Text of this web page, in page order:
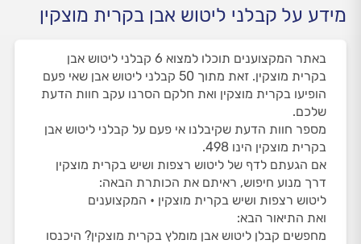
מידע על קבלני ליטוש אבן בקרית מוצקין
באתר המקצוענים תוכלו למצוא 6 קבלני ליטוש אבן
בקרית מוצקין. זאת מתוך 50 קבלני ליטוש אבן שאי פעם
הופיעו בקרית מוצקין ואת חלקם הסרנו עקב חוות הדעת
שלכם.
מספר חוות הדעת שקיבלנו אי פעם על קבלני ליטוש אבן
בקרית מוצקין הינו 498.
אם הגעתם לדף של ליטוש רצפות ושיש בקרית מוצקין
דרך מנוע חיפוש, ראיתם את הכותרת הבאה:
ליטוש רצפות ושיש בקרית מוצקין • המקצוענים
ואת התיאור הבא:
מחפשים קבלן ליטוש אבן מומלץ בקרית מוצקין? היכנסו